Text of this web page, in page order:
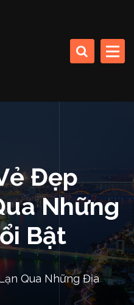
HÒA BÌNH)
Đẹp
Những
Bật
Qua Những Địa